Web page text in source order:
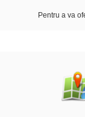
Pentru a va